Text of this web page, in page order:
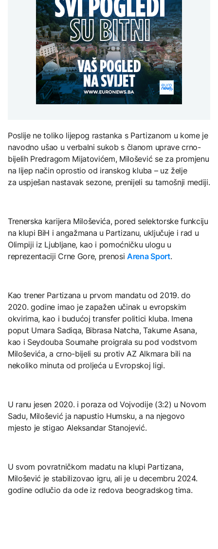
razgovarali o
digitalizaciji, izborima i
jačanju institucija BiH
grada
AKTUELNO
Crishock i Badnjević
razgovarali o
digitalizaciji, izborima i
jačanju institucija BiH
AKTUELNO
Europol: U Srbiji i
Njemačkoj uhapšeni
krijumčari koji su
prebacivali migrante iz
Sirije
Svjetske cijene hrane
najviše u posljednje tri
godine
AKTUELNO
Plovidba Hormuškim
moreuzom neće biti
naplaćivana do
konačnog sporazuma s
djece moraju platiti 942
miliona dolara
KULTURA
Rat i pijesak prijete
drevnim piramidama
Meroe u Sudanu
Rihanna radi na novom
albumu
Poslije ne toliko lijepog rastanka s Partizanom u kome je
navodno ušao u verbalni sukob s članom uprave crno-
bijelih Predragom Mijatovićem, Milošević se za promjenu
na lijep način oprostio od iranskog kluba – uz želje
za uspješan nastavak sezone, prenijeli su tamošnji mediji.
Trenerska karijera Miloševića, pored selektorske funkciju
na klupi BiH i angažmana u Partizanu, uključuje i rad u
Olimpiji iz Ljubljane, kao i pomoćničku ulogu u
reprezentaciji Crne Gore, prenosiArena Sport.
Kao trener Partizana u prvom mandatu od 2019. do
2020. godine imao je zapažen učinak u evropskim
okvirima, kao i budućoj transfer politici kluba. Imena
poput Umara Sadiqa, Bibrasa Natcha, Takume Asana,
kao i Seydouba Soumahe proigrala su pod vodstvom
Miloševića, a crno-bijeli su protiv AZ Alkmara bili na
nekoliko minuta od proljeća u Evropskoj ligi.
U ranu jesen 2020. i poraza od Vojvodije (3:2) u Novom
Sadu, Milošević ja napustio Humsku, a na njegovo
mjesto je stigao Aleksandar Stanojević.
U svom povratničkom madatu na klupi Partizana,
Milošević je stabilizovao igru, ali je u decembru 2024.
godine odlučio da ode iz redova beogradskog tima.